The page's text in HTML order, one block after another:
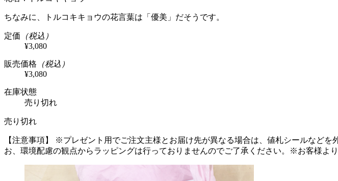
ちなみに、トルコキキョウの花言葉は「優美」だそうです。
定価 （税込）
¥3,080
販売価格 （税込）
¥3,080
在庫状態
売り切れ
売り切れ
【注意事項】 ※プレゼント用でご注文主様とお届け先が異なる場合は、値札シールなどを
お、環境配慮の観点からラッピングは行っておりませんのでご了承ください。
※お客様よ